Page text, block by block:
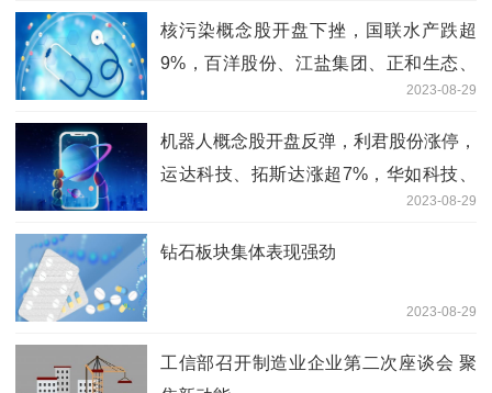
核污染概念股开盘下挫，国联水产跌超
9%，百洋股份、江盐集团、正和生态、
2023-08-29
机器人概念股开盘反弹，利君股份涨停，
运达科技、拓斯达涨超7%，华如科技、
2023-08-29
钻石板块集体表现强劲
2023-08-29
工信部召开制造业企业第二次座谈会 聚